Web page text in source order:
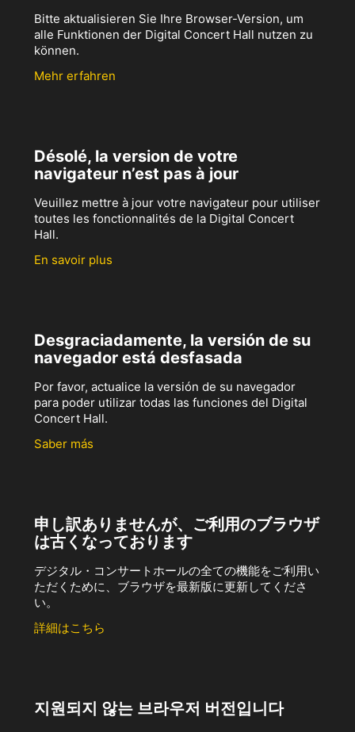
Bitte aktualisieren Sie Ihre Browser-Version, um
alle Funktionen der Digital Concert Hall nutzen zu
können.
Mehr erfahren
Désolé, la version de votre
navigateur n’est pas à jour
Veuillez mettre à jour votre navigateur pour utiliser
toutes les fonctionnalités de la Digital Concert
Hall.
En savoir plus
Desgraciadamente, la versión de su
navegador está desfasada
Por favor, actualice la versión de su navegador
para poder utilizar todas las funciones del Digital
Concert Hall.
Saber más
申し訳ありませんが、ご利用のブラウザ
は古くなっております
デジタル・コンサートホールの全ての機能をご利用い
ただくために、ブラウザを最新版に更新してくださ
い。
詳細はこちら
지원되지 않는 브라우저 버전입니다